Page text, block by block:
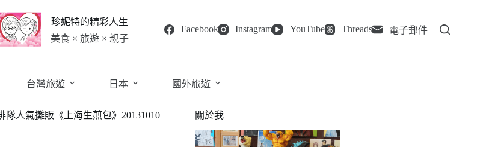
珍妮特的精彩人生
美食 × 旅遊 × 親子
Facebook Instagram YouTube Threads 電子郵件
台灣旅遊 日本 國外旅遊
人氣攤販《上海生煎包》20131010 關於我